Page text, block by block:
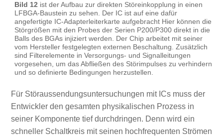
Bild 12 ist der Aufbau zur direkten Störeinkopplung in einen
LFBGA-Baustein zu sehen. Der IC ist auf eine dafür
angefertigte IC-Adapterleiterkarte aufgebracht Hier können die
Störgrößen mit den Probes der Serien P200/P300 direkt in die
Balls des BGAs injiziert werden. Der Chip arbeitet mit seiner
vom Hersteller festgelegten externen Beschaltung. Zusätzlich
sind Filterelemente in Versorgungs- und Signalleitungen
vorgesehen, um das Abfließen des Störimpulses zu verhindern
und so definierte Bedingungen herzustellen.
Für Störaussendungsuntersuchungen mit ICs muss der
Entwickler den gesamten physikalischen Prozess in
seiner Komponente tief durchdringen. Denn wird ein
schneller Schaltkreis mit seinen hochfrequenten Strömen